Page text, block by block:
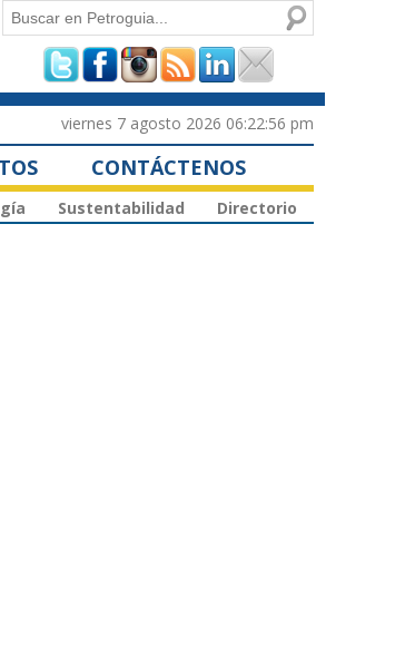
Formulario de
búsqueda
Buscar
viernes 7 agosto 2026 06:22:56 pm
CONTÁCTENOS
Sustentabilidad Directorio